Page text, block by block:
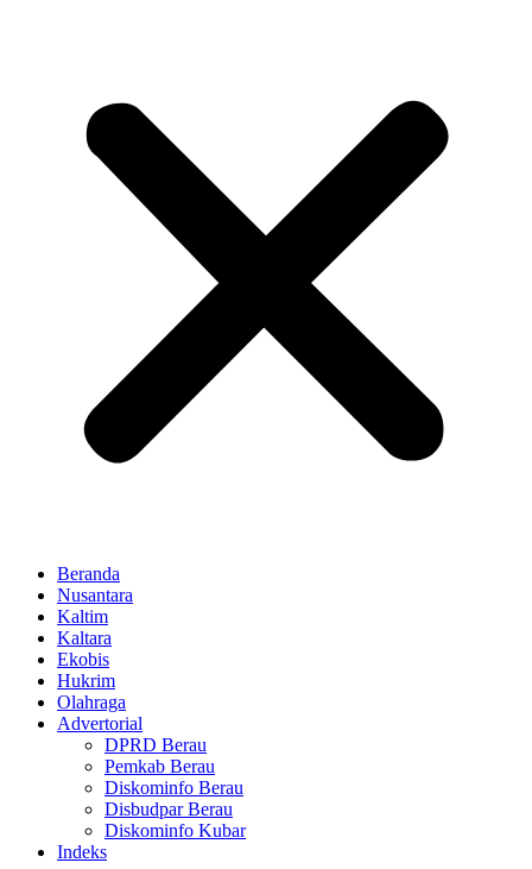
Beranda
Nusantara
Kaltim
Kaltara
Ekobis
Hukrim
Olahraga
Advertorial
DPRD Berau
Pemkab Berau
Diskominfo Berau
Disbudpar Berau
Diskominfo Kubar
Indeks